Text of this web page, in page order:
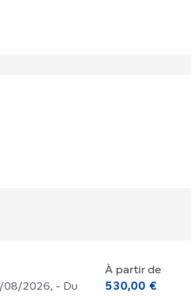
2026, - Du
À partir de
530,00 €